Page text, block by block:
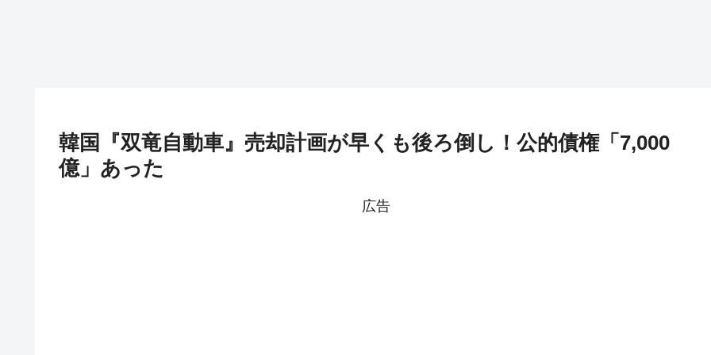
韓国『双竜自動車』売却計画が早くも後ろ倒し！公的債権「7,000
億」あった
広告